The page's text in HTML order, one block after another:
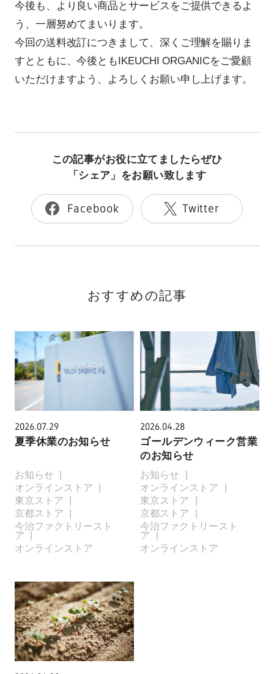
今後も、より良い商品とサービスをご提供できるよ
う、一層努めてまいります。
今回の送料改訂につきまして、深くご理解を賜りま
すとともに、今後ともIKEUCHI ORGANICをご愛顧
いただけますよう、よろしくお願い申し上げます。
この記事がお役に立てましたらぜひ
「シェア」をお願い致します
Facebook Twitter
おすすめの記事
2026.07.29
夏季休業のお知らせ
お知らせ
オンラインストア
東京ストア
京都ストア
今治ファクトリースト
ア
オンラインストア
2026.04.28
ゴールデンウィーク営業
のお知らせ
お知らせ
オンラインストア
東京ストア
京都ストア
今治ファクトリースト
ア
オンラインストア